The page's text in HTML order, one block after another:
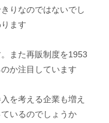
りなのではないでし
ます
また再販制度を1953
か注目しています
を考える企業も増え
いるのでしょうか